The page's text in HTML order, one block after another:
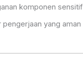
komponen
pengerjaan yang